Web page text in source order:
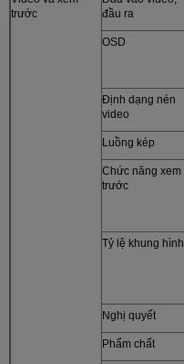
trước
đầu ra
OSD
Định dạng nén
video
Luồng kép
Chức năng xem
trước
Tỷ lệ khung hình
Nghị quyết
Phẩm chất